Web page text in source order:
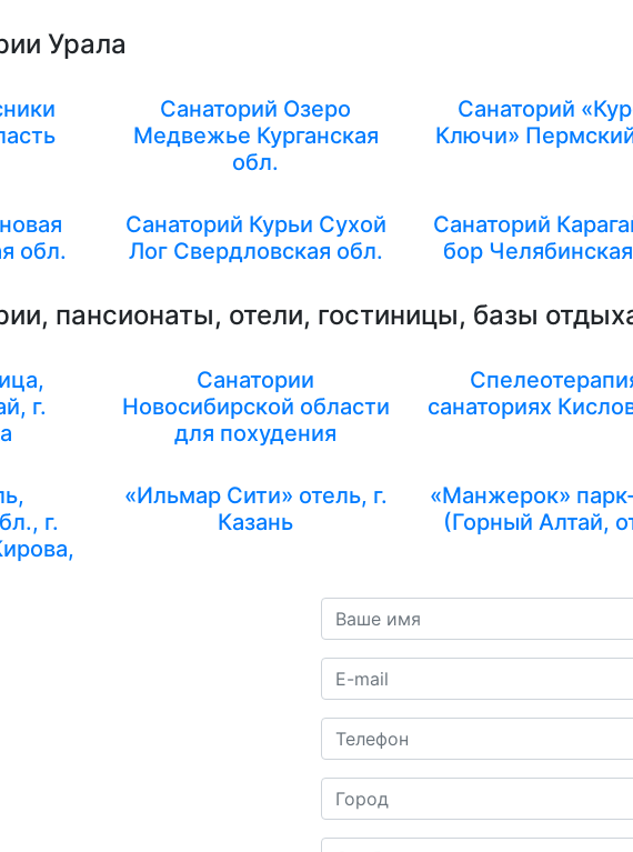
Урала
Санаторий Озеро
Медвежье Курганская
обл.
Санаторий
Ключи»
обл.
Санаторий Курьи Сухой
Лог Свердловская обл.
Санаторий
бор
пансионаты, отели, гостиницы, базы
г.
Санатории
Новосибирской области
для похудения
санаториях
г.
«Ильмар Сити» отель, г.
Казань
«Манжерок»
(Горный Алтай,